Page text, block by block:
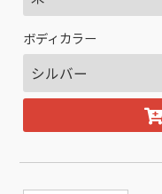
ボディカラー